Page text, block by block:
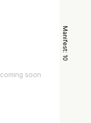
coming soon
Manifest:
10